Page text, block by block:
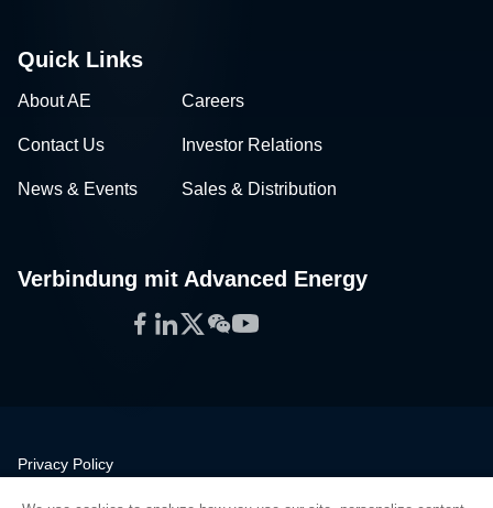
Quick Links
About AE Careers
Contact Us Investor Relations
News & Events Sales & Distribution
Verbindung mit Advanced Energy
Facebook
LinkedIn
Twitter
WeChat
YouTube
Privacy Policy